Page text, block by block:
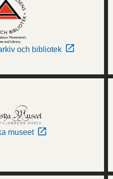
och bibliotek
museet